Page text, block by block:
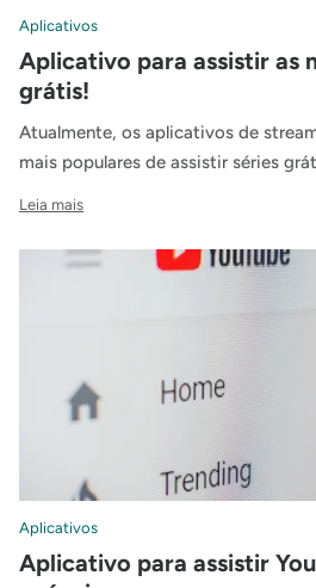
Aplicativos
Aplicativo para assistir as
grátis!
Atualmente, os aplicativos de
mais populares de assistir séries
Leia mais
Aplicativos
Aplicativo para assistir